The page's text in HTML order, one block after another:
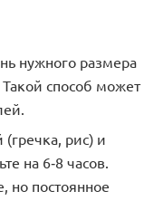
нужного размера
Такой способ может
рис) и
на 6-8 часов.
но постоянное